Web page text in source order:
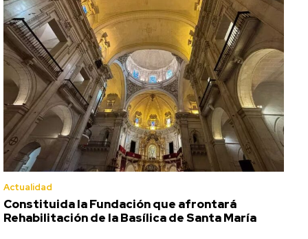
Actualidad
Constituida la Fundación que afrontará
Rehabilitación de la Basílica de Santa María